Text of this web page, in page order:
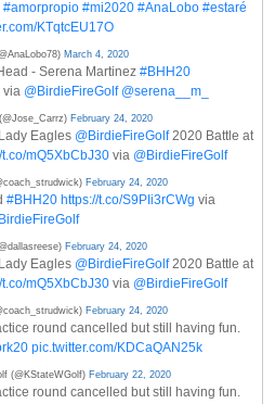
#amorpropio #mi2020 #AnaLobo #estaré
KTqtcEU17O
March 4, 2020
- Serena Martinez #BHH20
via @BirdieFireGolf @serena__m_
February 24, 2020
Eagles @BirdieFireGolf2020 Battle at
t.co/mQ5XbCbJ30 via @BirdieFireGolf
February 24, 2020
#BHH20 https://t.co/S9PIi3rCWg via
February 24, 2020
Eagles @BirdieFireGolf2020 Battle at
t.co/mQ5XbCbJ30 via @BirdieFireGolf
February 24, 2020
round cancelled but still having fun.
pic.twitter.com/KDCaQAN25k
(@KStateWGolf) February 22, 2020
round cancelled but still having fun.